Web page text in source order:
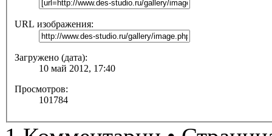
URL изображения:
Загружено (дата):
10 май 2012, 17:40
Просмотров:
101784